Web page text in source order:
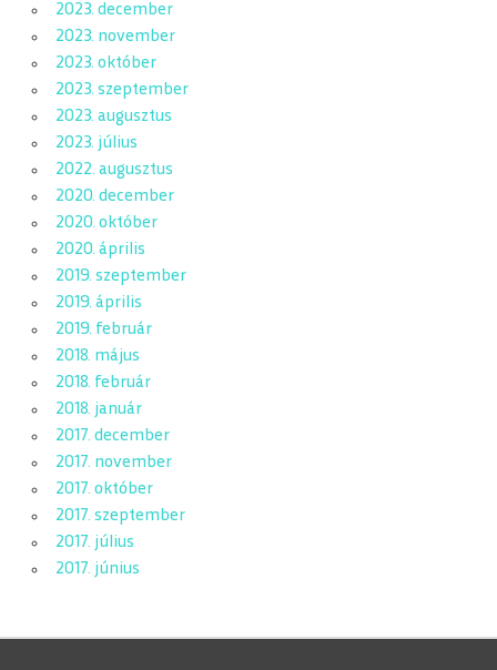
2023. december
2023. november
2023. október
2023. szeptember
2023. augusztus
2023. július
2022. augusztus
2020. december
2020. október
2020. április
2019. szeptember
2019. április
2019. február
2018. május
2018. február
2018. január
2017. december
2017. november
2017. október
2017. szeptember
2017. július
2017. június